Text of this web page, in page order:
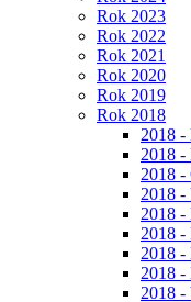
Rok 2023
Rok 2022
Rok 2021
Rok 2020
Rok 2019
Rok 2018
2018 -
2018 -
2018 -
2018 -
2018 -
2018 -
2018 -
2018 -
2018 -